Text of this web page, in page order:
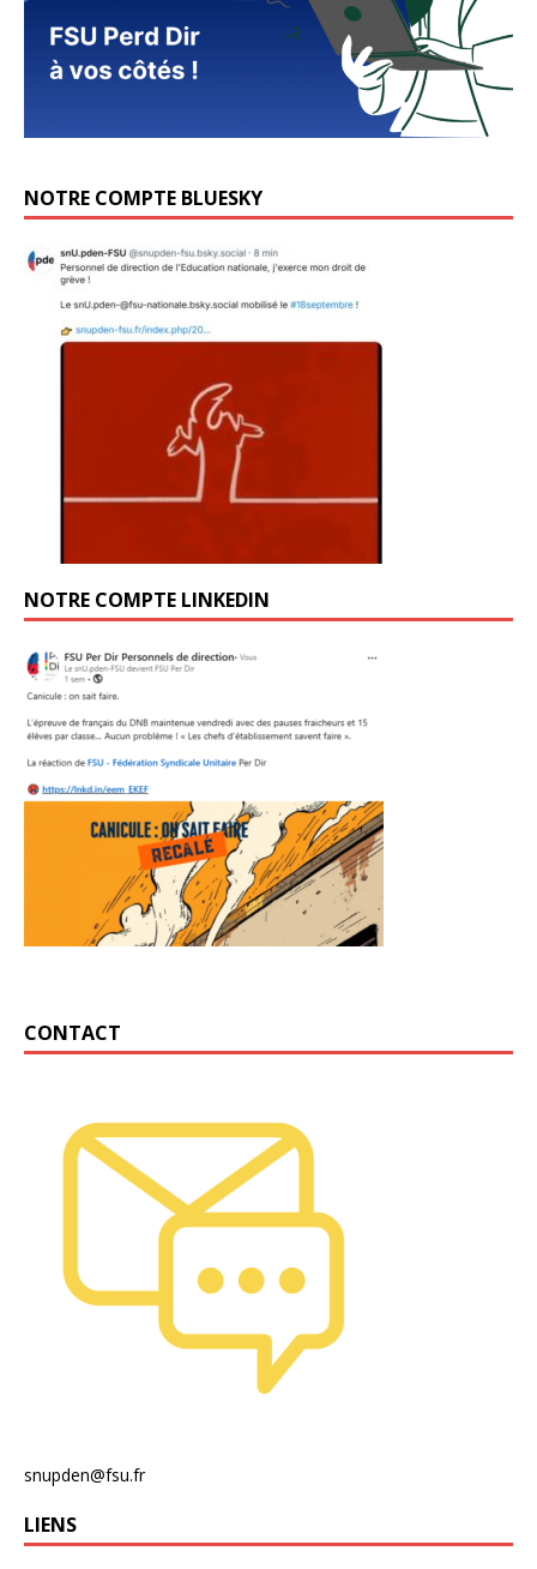
NOTRE COMPTE BLUESKY
NOTRE COMPTE LINKEDIN
CONTACT
snupden@fsu.fr
LIENS